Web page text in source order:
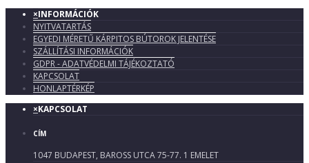
×INFORMÁCIÓK
NYITVATARTÁS
EGYEDI MÉRETŰ KÁRPITOS BÚTOROK JELENTÉSE
SZÁLLÍTÁSI INFORMÁCIÓK
GDPR - ADATVÉDELMI TÁJÉKOZTATÓ
KAPCSOLAT
HONLAPTÉRKÉP
×KAPCSOLAT
CÍM
1047 BUDAPEST, BAROSS UTCA 75-77. 1 EMELET